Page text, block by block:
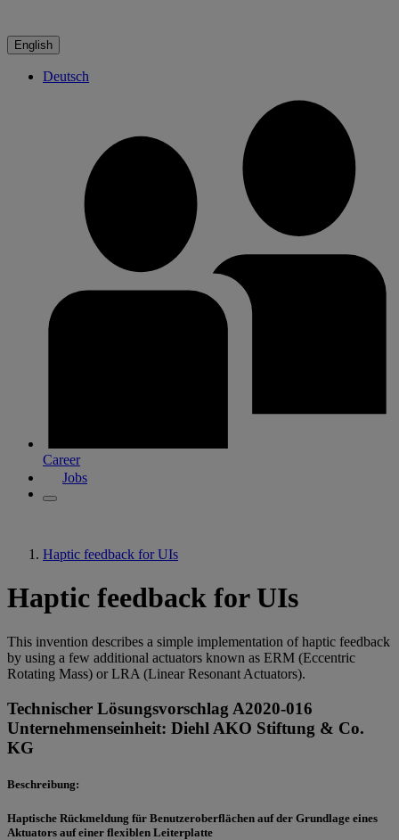
English
Deutsch
Career
Jobs
Haptic feedback for UIs
Haptic feedback for UIs
This invention describes a simple implementation of haptic feedback
by using a few additional actuators known as ERM (Eccentric
Rotating Mass) or LRA (Linear Resonant Actuators).
Technischer Lösungsvorschlag A2020-016
Unternehmenseinheit: Diehl AKO Stiftung & Co.
KG
Beschreibung:
Haptische Rückmeldung für Benutzeroberflächen auf der Grundlage eines
Aktuators auf einer flexiblen Leiterplatte